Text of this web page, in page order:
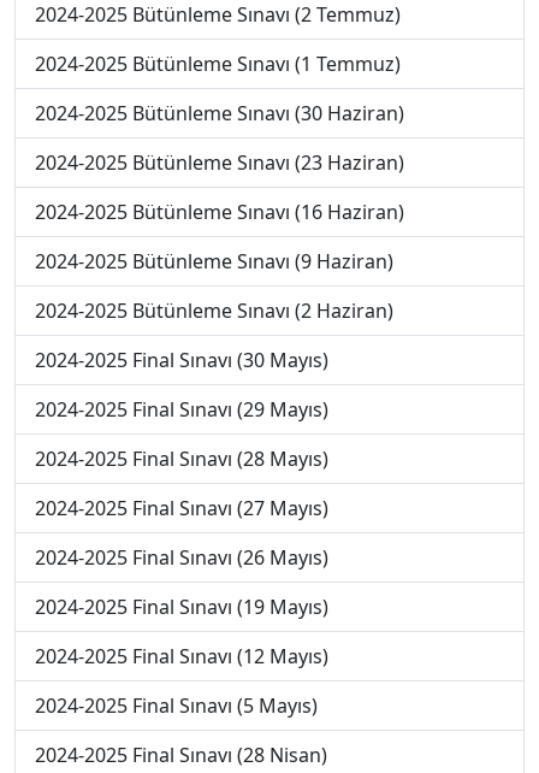
2024-2025 Bütünleme Sınavı (2 Temmuz)
2024-2025 Bütünleme Sınavı (1 Temmuz)
2024-2025 Bütünleme Sınavı (30 Haziran)
2024-2025 Bütünleme Sınavı (23 Haziran)
2024-2025 Bütünleme Sınavı (16 Haziran)
2024-2025 Bütünleme Sınavı (9 Haziran)
2024-2025 Bütünleme Sınavı (2 Haziran)
2024-2025 Final Sınavı (30 Mayıs)
2024-2025 Final Sınavı (29 Mayıs)
2024-2025 Final Sınavı (28 Mayıs)
2024-2025 Final Sınavı (27 Mayıs)
2024-2025 Final Sınavı (26 Mayıs)
2024-2025 Final Sınavı (19 Mayıs)
2024-2025 Final Sınavı (12 Mayıs)
2024-2025 Final Sınavı (5 Mayıs)
2024-2025 Final Sınavı (28 Nisan)